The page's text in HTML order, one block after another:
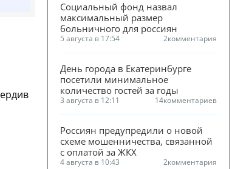
Социальный фонд назвал
максимальный размер
больничного для россиян
5 августа в 17:54 2комментария
День города в Екатеринбурге
посетили минимальное
количество гостей за годы
3 августа в 12:11 14комментариев
Россиян предупредили о новой
схеме мошенничества, связанной
с оплатой за ЖКХ
4 августа в 10:43 2комментария